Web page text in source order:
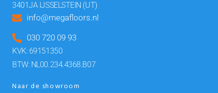
3401JA IJSSELSTEIN (UT)
info@megafloors.nl
030 720 09 93
KVK: 69151350
BTW: NL00.234.4368.B07
Naar de showroom